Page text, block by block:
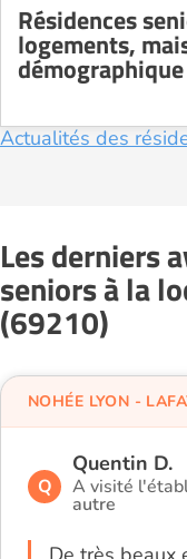
Résidences
logements,
Actualités des
Les derniers
seniors à la
(69210)
Q
Quentin D.
A visité
autre
NOHÉE LYON -